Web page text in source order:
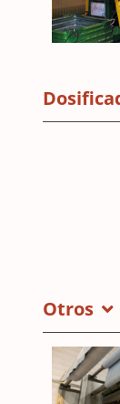
Otros